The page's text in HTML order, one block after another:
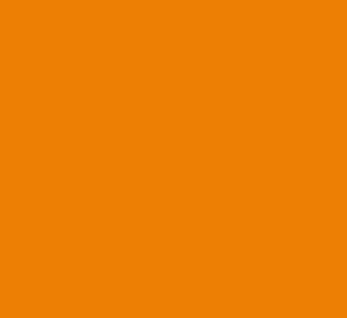
Unter dem folgenden Beitrag finden Sie hilfreiche
und Kontaktmöglichkeiten für Wildtiere in Not: wildtiereinderstadt.at.
in Ottakring ausgesetzt
– Vergesellschaftung und Zusammenleben von Katzen“